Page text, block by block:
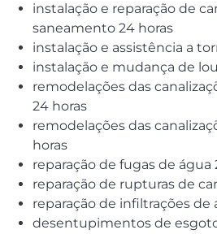
instalação e reparação de
saneamento 24 horas
instalação e assistência a
instalação e mudança de
remodelações das
24 horas
remodelações das
horas
reparação de fugas de água
reparação de rupturas de
reparação de infiltrações de
desentupimentos de